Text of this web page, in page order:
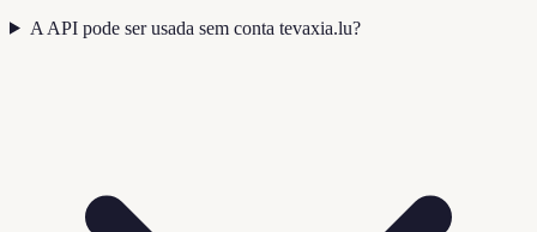
A API pode ser usada sem conta tevaxia.lu?